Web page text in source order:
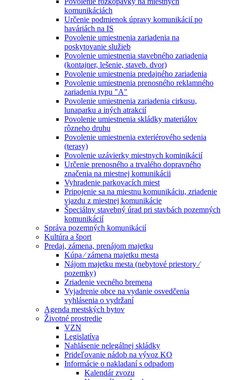
komunikáciách
Určenie podmienok úpravy komunikácií po
haváriách na IS
Povolenie umiestnenia zariadenia na
poskytovanie služieb
Povolenie umiestnenia stavebného zariadenia
(kontajner, lešenie, staveb. dvor)
Povolenie umiestnenia predajného zariadenia
Povolenie umiestnenia prenosného reklamného
zariadenia typu "A"
Povolenie umiestnenia zariadenia cirkusu,
lunaparku a iných atrakcií
Povolenie umiestnenia skládky materiálov
rôzneho druhu
Povolenie umiestnenia exteriérového sedenia
(terasy)
Povolenie uzávierky miestnych kominikácií
Určenie prenosného a trvalého dopravného
značenia na miestnej komunikácii
Vyhradenie parkovacích miest
Pripojenie sa na miestnu komunikáciu, zriadenie
vjazdu z miestnej komunikácie
Špeciálny stavebný úrad pri stavbách pozemných
komunikácií
Správa pozemných komunikácií
Kultúra a šport
Predaj, zámena, prenájom majetku
Kúpa ⁄ zámena majetku mesta
Nájom majetku mesta (nebytové priestory ⁄
pozemky)
Zriadenie vecného bremena
Vyjadrenie obce na vydanie osvedčenia
vyhlásenia o vydržaní
Agenda mestských bytov
Životné prostredie
VZN
Legislatíva
Nahlásenie nelegálnej skládky
Prideľovanie nádob na vývoz KO
Informácie o nakladaní s odpadom
Kalendár zvozu